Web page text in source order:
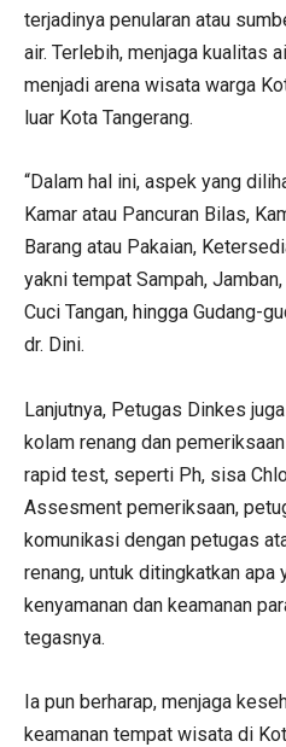
terjadinya penularan atau
air. Terlebih, menjaga kualitas
menjadi arena wisata warga
luar Kota Tangerang.
“Dalam hal ini, aspek yang
Kamar atau Pancuran Bilas,
Barang atau Pakaian,
yakni tempat Sampah,
Cuci Tangan, hingga Gudang-
dr. Dini.
Lanjutnya, Petugas Dinkes
kolam renang dan
rapid test, seperti Ph, sisa
Assesment pemeriksaan,
komunikasi dengan petugas
renang, untuk ditingkatkan apa
kenyamanan dan keamanan
tegasnya.
Ia pun berharap, menjaga
keamanan tempat wisata di